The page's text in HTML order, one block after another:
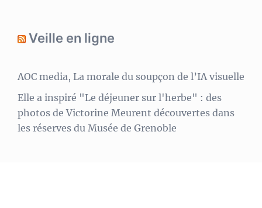
Veille en ligne
AOC media, La morale du soupçon de l’IA visuelle
Elle a inspiré "Le déjeuner sur l'herbe" : des
photos de Victorine Meurent découvertes dans
les réserves du Musée de Grenoble